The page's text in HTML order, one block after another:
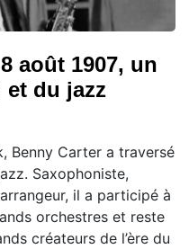
août 1907, un
du jazz
Benny Carter a traversé
Saxophoniste,
il a participé à
orchestres et reste
créateurs de l’ère du